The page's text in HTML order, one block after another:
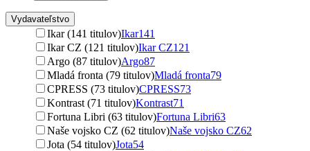
Vydavateľstvo
Ikar (141 titulov)Ikar141
Ikar CZ (121 titulov)Ikar CZ121
Argo (87 titulov)Argo87
Mladá fronta (79 titulov)Mladá fronta79
CPRESS (73 titulov)CPRESS73
Kontrast (71 titulov)Kontrast71
Fortuna Libri (63 titulov)Fortuna Libri63
Naše vojsko CZ (62 titulov)Naše vojsko CZ62
Jota (54 titulov)Jota54